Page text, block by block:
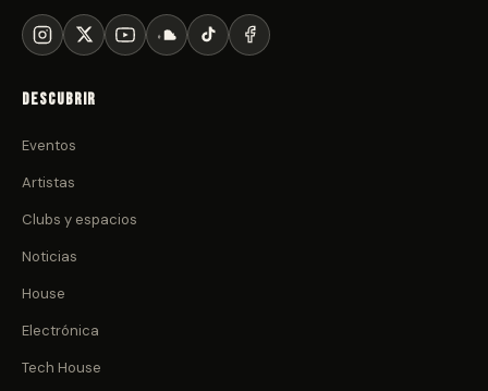
Descubrir
Eventos
Artistas
Clubs y espacios
Noticias
House
Electrónica
Tech House